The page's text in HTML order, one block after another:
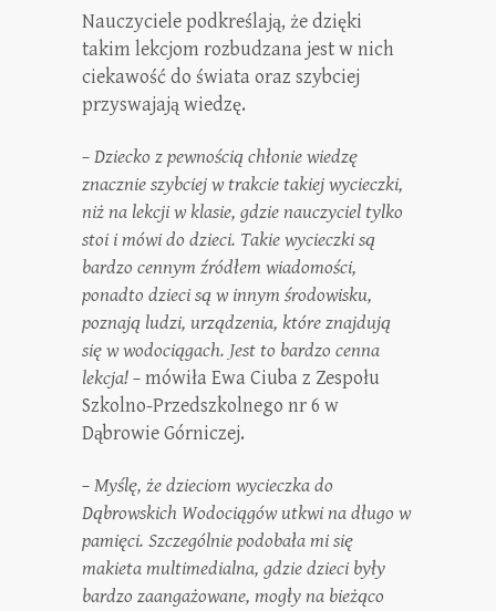
Nauczyciele podkreślają, że dzięki
takim lekcjom rozbudzana jest w nich
ciekawość do świata oraz szybciej
przyswajają wiedzę.
– Dziecko z pewnością chłonie wiedzę
znacznie szybciej w trakcie takiej wycieczki,
niż na lekcji w klasie, gdzie nauczyciel tylko
stoi i mówi do dzieci. Takie wycieczki są
bardzo cennym źródłem wiadomości,
ponadto dzieci są w innym środowisku,
poznają ludzi, urządzenia, które znajdują
się w wodociągach. Jest to bardzo cenna
lekcja! –mówiła Ewa Ciuba z Zespołu
Szkolno-Przedszkolnego nr 6 w
Dąbrowie Górniczej.
– Myślę, że dzieciom wycieczka do
Dąbrowskich Wodociągów utkwi na długo w
pamięci. Szczególnie podobała mi się
makieta multimedialna, gdzie dzieci były
bardzo zaangażowane, mogły na bieżąco